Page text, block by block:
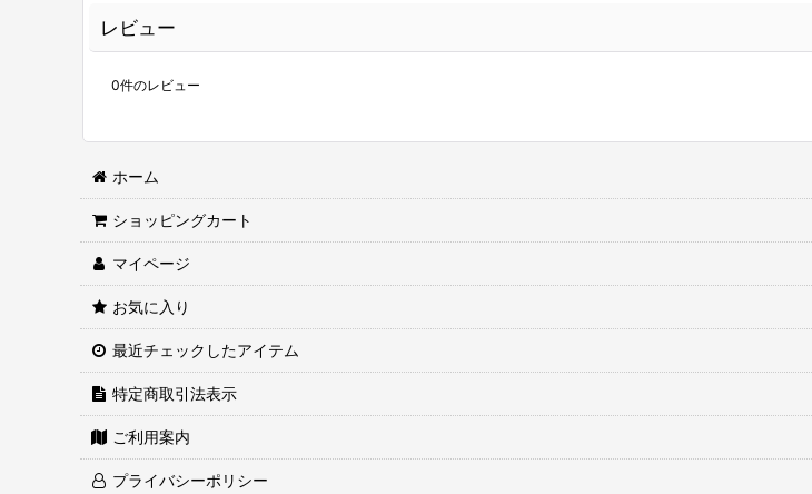
レビュー
0件のレビュー
ホーム
ショッピングカート
マイページ
お気に入り
最近チェックしたアイテム
特定商取引法表示
ご利用案内
プライバシーポリシー